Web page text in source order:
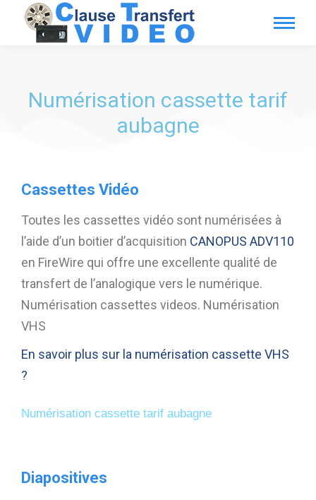
Numérisation cassette tarif
aubagne
Cassettes Vidéo
Toutes les cassettes vidéo sont numérisées à
l’aide d’un boitier d’acquisition CANOPUS ADV110
en FireWire qui offre une excellente qualité de
transfert de l’analogique vers le numérique.
Numérisation cassettes videos. Numérisation
VHS
En savoir plus sur la numérisation cassette VHS
?
Numérisation cassette tarif aubagne
Diapositives